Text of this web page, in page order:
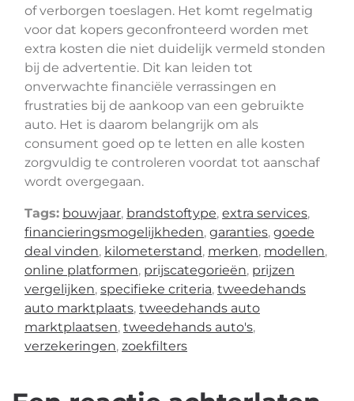
of verborgen toeslagen. Het komt regelmatig
voor dat kopers geconfronteerd worden met
extra kosten die niet duidelijk vermeld stonden
bij de advertentie. Dit kan leiden tot
onverwachte financiële verrassingen en
frustraties bij de aankoop van een gebruikte
auto. Het is daarom belangrijk om als
consument goed op te letten en alle kosten
zorgvuldig te controleren voordat tot aanschaf
wordt overgegaan.
Tags: bouwjaar, brandstoftype, extra services,
financieringsmogelijkheden, garanties, goede
deal vinden, kilometerstand, merken, modellen,
online platformen, prijscategorieën, prijzen
vergelijken, specifieke criteria, tweedehands
auto marktplaats, tweedehands auto
marktplaatsen, tweedehands auto's,
verzekeringen, zoekfilters